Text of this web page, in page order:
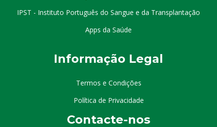
IPST - Instituto Português do Sangue e da Transplantação
Apps da Saúde
Informação Legal
Termos e Condições
Política de Privacidade
Contacte-nos